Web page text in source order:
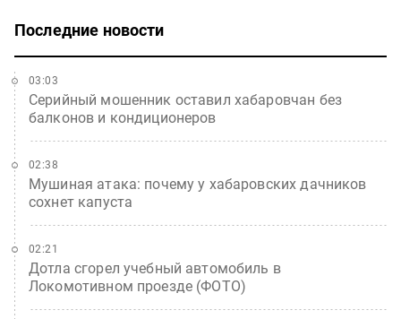
Последние новости
Серийный мошенник оставил хабаровчан без
балконов и кондиционеров
03:03
Мушиная атака: почему у хабаровских дачников
сохнет капуста
02:38
Дотла сгорел учебный автомобиль в
Локомотивном проезде (ФОТО)
02:21